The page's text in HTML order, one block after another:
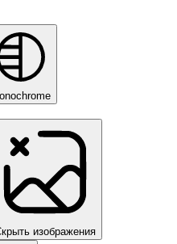
изображения